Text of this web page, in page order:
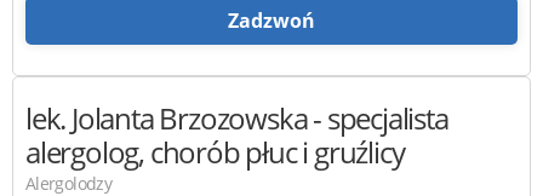
Zadzwoń
lek. Jolanta Brzozowska- specjalista
alergolog, chorób płuc i gruźlicy
Alergolodzy